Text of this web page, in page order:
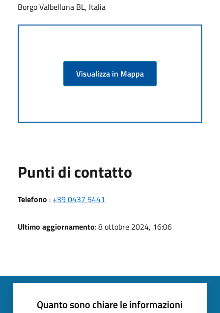
Borgo Valbelluna BL, Italia
Visualizza in Mappa
Punti di contatto
Telefono : +39 0437 5441
Ultimo aggiornamento: 8 ottobre 2024, 16:06
Quanto sono chiare le informazioni